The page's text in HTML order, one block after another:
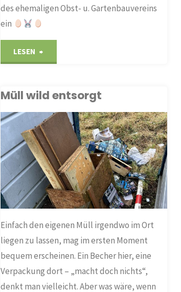
des ehemaligen Obst- u. Gartenbauvereins
ein
LESEN
Gemeinde
Holzheim"
Müll wild entsorgt
Einfach den eigenen Müll irgendwo im Ort
liegen zu lassen, mag im ersten Moment
bequem erscheinen. Ein Becher hier, eine
Verpackung dort – „macht doch nichts“,
denkt man vielleicht. Aber was wäre, wenn